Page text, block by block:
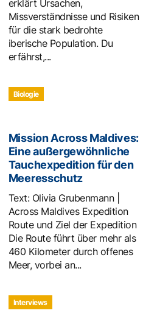
erklärt Ursachen,
Missverständnisse und Risiken
für die stark bedrohte
iberische Population. Du
erfährst,...
Biologie
Mission Across Maldives:
Eine außergewöhnliche
Tauchexpedition für den
Meeresschutz
Text: Olivia Grubenmann |
Across Maldives Expedition
Route und Ziel der Expedition
Die Route führt über mehr als
460 Kilometer durch offenes
Meer, vorbei an...
Interviews